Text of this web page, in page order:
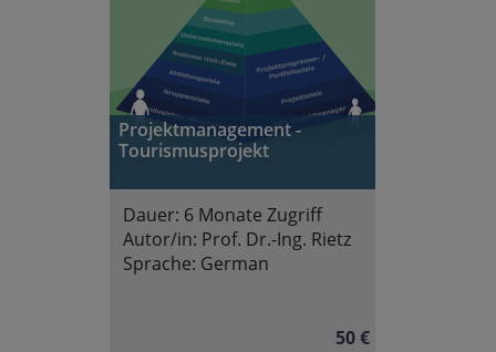
Projektmanagement -
Tourismusprojekt
Dauer: 6 Monate Zugriff
Autor/in: Prof. Dr.-Ing. Rietz
Sprache: German
50 €